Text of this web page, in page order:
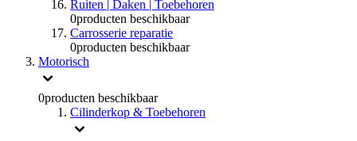
Ruiten | Daken | Toebehoren
0producten beschikbaar
Carrosserie reparatie
0producten beschikbaar
Motorisch
0producten beschikbaar
Cilinderkop & Toebehoren